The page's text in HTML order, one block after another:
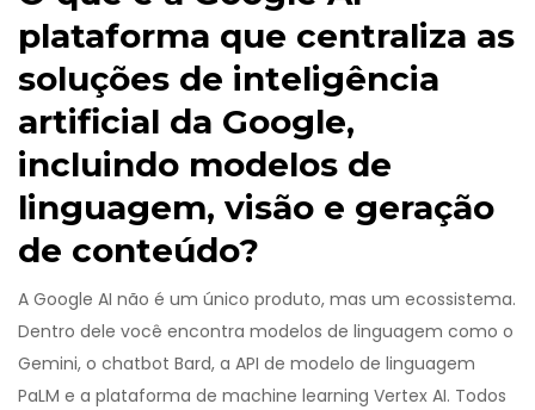
plataforma que centraliza as
soluções de inteligência
artificial da Google,
incluindo modelos de
linguagem, visão e geração
de conteúdo?
A Google AI não é um único produto, mas um ecossistema.
Dentro dele você encontra modelos de linguagem como o
Gemini, o chatbot Bard, a API de modelo de linguagem
PaLM e a plataforma de machine learning Vertex AI. Todos